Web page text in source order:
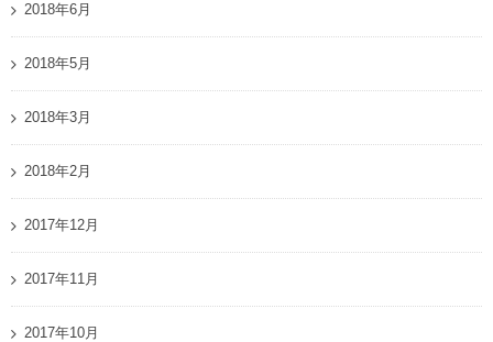
2018年6月
2018年5月
2018年3月
2018年2月
2017年12月
2017年11月
2017年10月